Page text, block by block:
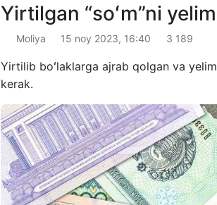
Yirtilgan “soʻm”ni
Moliya 15 noy 2023, 16:40 3 189
Yirtilib boʻlaklarga ajrab qolgan va
kerak.